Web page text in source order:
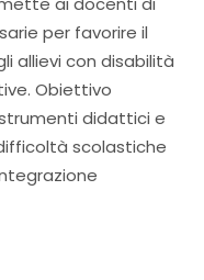
per favorire il
allievi con disabilità
Obiettivo
didattici e
scolastiche